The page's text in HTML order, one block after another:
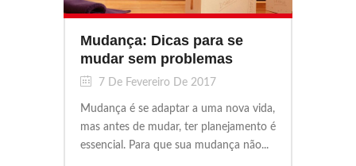
Mudança: Dicas para se
mudar sem problemas
7 De Fevereiro De 2017
Mudança é se adaptar a uma nova vida,
mas antes de mudar, ter planejamento é
essencial. Para que sua mudança não...